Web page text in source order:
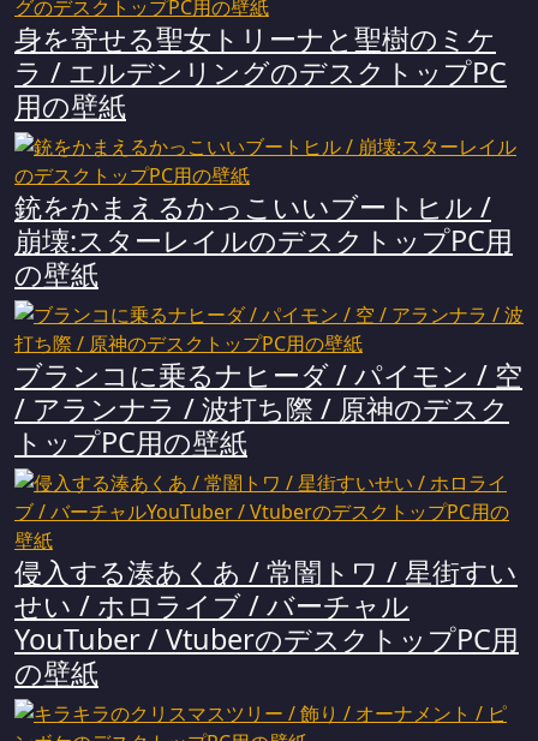
身を寄せる聖女トリーナと聖樹のミケ
ラ / エルデンリングのデスクトップPC
用の壁紙
銃をかまえるかっこいいブートヒル /
崩壊:スターレイルのデスクトップPC用
の壁紙
ブランコに乗るナヒーダ / パイモン / 空
/ アランナラ / 波打ち際 / 原神のデスク
トップPC用の壁紙
侵入する湊あくあ / 常闇トワ / 星街すい
せい / ホロライブ / バーチャル
YouTuber / VtuberのデスクトップPC用
の壁紙